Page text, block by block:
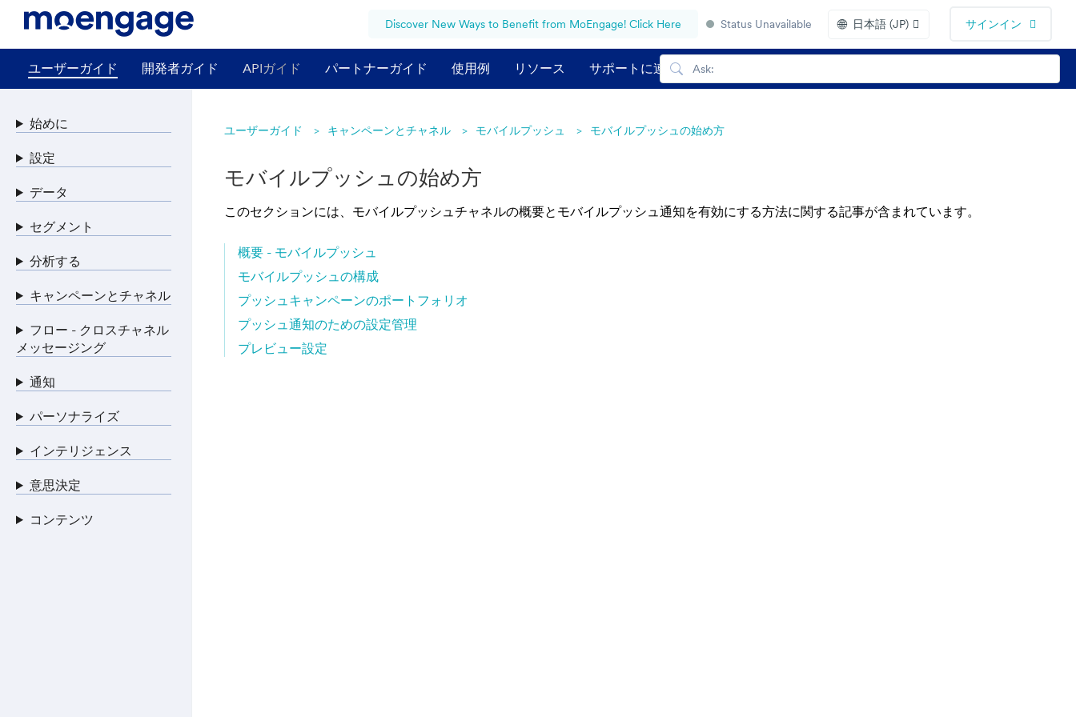
Discover New Ways to Benefit from MoEngage! Click Here Status Unavailable 🌐 日本語 (JP) サインイン
ユーザーガイド 開発者ガイド APIガイド パートナーガイド 使用例 リソース サポートに連絡する
ユーザーガイド キャンペーンとチャネル モバイルプッシュ モバイルプッシュの始め方
モバイルプッシュの始め方
このセクションには、モバイルプッシュチャネルの概要とモバイルプッシュ通知を有効にする方法に関する記事が含まれています。
概要 - モバイルプッシュ
モバイルプッシュの構成
プッシュキャンペーンのポートフォリオ
プッシュ通知のための設定管理
プレビュー設定
始めに
設定
データ
セグメント
分析する
キャンペーンとチャネル
フロー - クロスチャネル
メッセージング
通知
パーソナライズ
インテリジェンス
意思決定
コンテンツ